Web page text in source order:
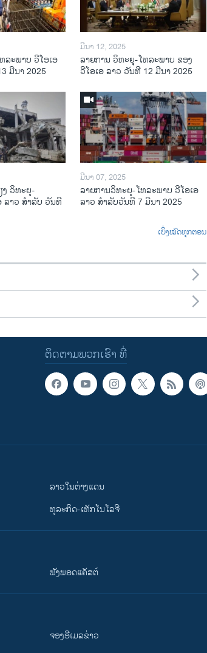
ລະ​ພາບ ວີໂອເອ
ມີ​ນາ 2025
ມີນາ 12, 2025
ລາຍການ ວິທະຍຸ-ໂທລະພາບ ຂອງ
ວີໂອເອ ລາວ ວັນທີ 12 ມີນາ 2025
ງ ວິທະຍຸ-
ລາວ ສຳລັບ ວັນທີ
ມີນາ 07, 2025
ລາຍການ​ວິ​ທະ​ຍ​ຸ-ໂທ​ລະ​ພາບ ວີໂອເອ
ລາວ ສຳ​ລັບ​ວັນ​ທີ 7 ມີ​ນາ 2025
ເບິ່ງໝົດທຸກຕອນ
ຕິດຕາມພວກເຮົາ ທີ່
ລາວໃນຕ່າງແດນ
ທຸລະກິດ-ເທັກໂນໂລຈີ
ຟັງພອດແຄັສຕ໌
ຈອງອີເມລຂ່າວ